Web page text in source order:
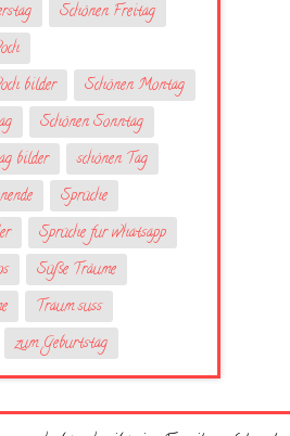
Schönen Freitag
bilder
Schönen Montag
Schönen Sonntag
bilder
schönen Tag
Sprüche
Sprüche fur whatsapp
Süße Träume
Traum suss
zum Geburtstag